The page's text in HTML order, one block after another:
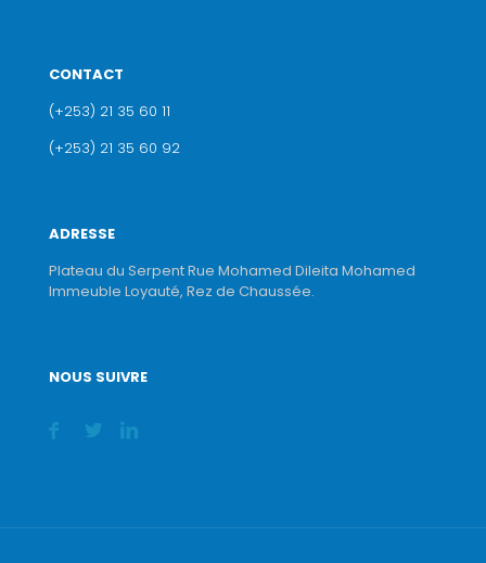
CONTACT
(+253) 21 35 60 11
(+253) 21 35 60 92
ADRESSE
Plateau du Serpent Rue Mohamed Dileita Mohamed
Immeuble Loyauté, Rez de Chaussée.
NOUS SUIVRE